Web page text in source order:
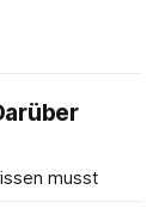
musst